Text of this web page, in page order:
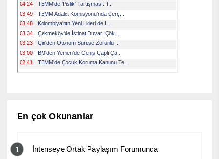
En çok Okunanlar
1 İntenseye Ortak Paylaşım Forumunda